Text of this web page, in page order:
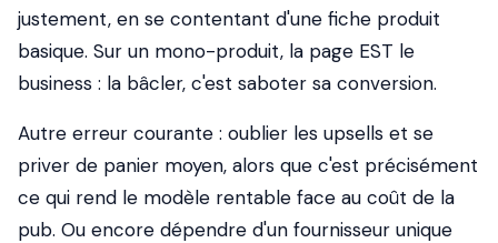
justement, en se contentant d'une fiche produit
basique. Sur un mono-produit, la page EST le
business : la bâcler, c'est saboter sa conversion.
Autre erreur courante : oublier les upsells et se
priver de panier moyen, alors que c'est précisément
ce qui rend le modèle rentable face au coût de la
pub. Ou encore dépendre d'un fournisseur unique